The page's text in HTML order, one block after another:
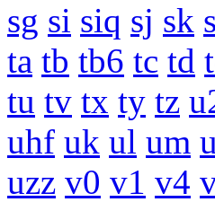
sg si siq sj sk
ta tb tb6 tc td
tu tv tx ty tz
uhf uk ul um
uzz v0 v1 v4